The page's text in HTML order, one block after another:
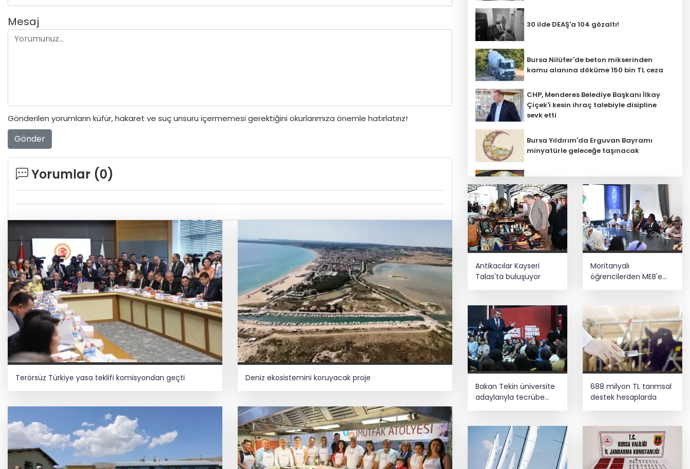
Mesaj
Gönderilen yorumların küfür, hakaret ve suç unsuru içermemesi gerektiğini okurlarımıza önemle hatırlatırız!
Gönder
Yorumlar (0)
Terörsüz Türkiye yasa teklifi komisyondan geçti Deniz ekosistemini koruyacak proje
30 ilde DEAŞ'a 104 gözaltı!
Bursa Nilüfer'de beton mikserinden
kamu alanına döküme 150 bin TL ceza
CHP, Menderes Belediye Başkanı İlkay
Çiçek'i kesin ihraç talebiyle disipline
sevk etti
Bursa Yıldırım'da Erguvan Bayramı
minyatürle geleceğe taşınacak
Ödülü... Kamu kategorisinde zirvede
Özel öğrenci yurtlarına ilişkin
yönetmelik değişikliği... Geçiş süresi
uzatıldı
Ankara'da uyuşturucu ve fuhuş 8
gözaltı
Antikacılar Kayseri
Talas'ta buluşuyor
Moritanyalı
öğrencilerden MEB'e
Bakan Tekin üniversite
adaylarıyla tecrübe
paylaştı
688 milyon TL tarımsal
destek hesaplarda